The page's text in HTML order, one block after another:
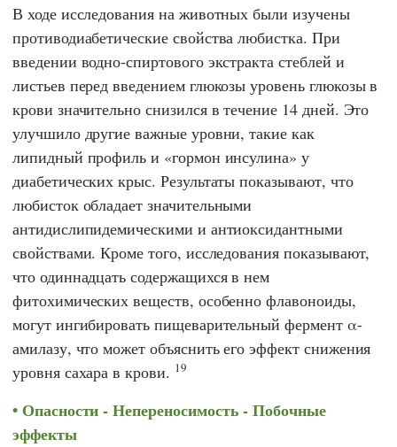
В ходе исследования на животных были изучены
противодиабетические свойства любистка. При
введении водно-спиртового экстракта стеблей и
листьев перед введением глюкозы уровень глюкозы в
крови значительно снизился в течение 14 дней. Это
улучшило другие важные уровни, такие как
липидный профиль и «гормон инсулина» у
диабетических крыс. Результаты показывают, что
любисток обладает значительными
антидислипидемическими и антиоксидантными
свойствами. Кроме того, исследования показывают,
что одиннадцать содержащихся в нем
фитохимических веществ, особенно флавоноиды,
могут ингибировать пищеварительный фермент α-
амилазу, что может объяснить его эффект снижения
уровня сахара в крови. 19
Опасности - Непереносимость - Побочные
эффекты